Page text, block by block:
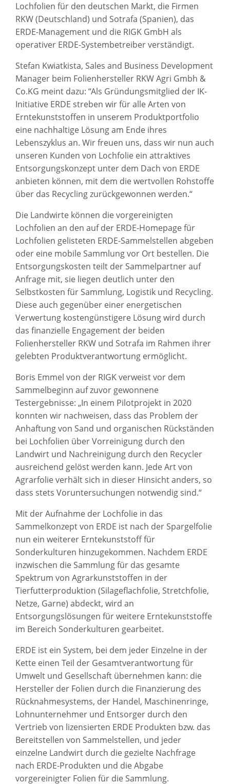
Lochfolien für den deutschen Markt, die Firmen
RKW (Deutschland) und Sotrafa (Spanien), das
ERDE-Management und die RIGK GmbH als
operativer ERDE-Systembetreiber verständigt.
Stefan Kwiatkista, Sales and Business Development
Manager beim Folienhersteller RKW Agri Gmbh &
Co.KG meint dazu: “Als Gründungsmitglied der IK-
Initiative ERDE streben wir für alle Arten von
Erntekunststoffen in unserem Produktportfolio
eine nachhaltige Lösung am Ende ihres
Lebenszyklus an. Wir freuen uns, dass wir nun auch
unseren Kunden von Lochfolie ein attraktives
Entsorgungskonzept unter dem Dach von ERDE
anbieten können, mit dem die wertvollen Rohstoffe
über das Recycling zurückgewonnen werden.“
Die Landwirte können die vorgereinigten
Lochfolien an den auf der ERDE-Homepage für
Lochfolien gelisteten ERDE-Sammelstellen abgeben
oder eine mobile Sammlung vor Ort bestellen. Die
Entsorgungskosten teilt der Sammelpartner auf
Anfrage mit, sie liegen deutlich unter den
Selbstkosten für Sammlung, Logistik und Recycling.
Diese auch gegenüber einer energetischen
Verwertung kostengünstigere Lösung wird durch
das finanzielle Engagement der beiden
Folienhersteller RKW und Sotrafa im Rahmen ihrer
gelebten Produktverantwortung ermöglicht.
Boris Emmel von der RIGK verweist vor dem
Sammelbeginn auf zuvor gewonnene
Testergebnisse: „In einem Pilotprojekt in 2020
konnten wir nachweisen, dass das Problem der
Anhaftung von Sand und organischen Rückständen
bei Lochfolien über Vorreinigung durch den
Landwirt und Nachreinigung durch den Recycler
ausreichend gelöst werden kann. Jede Art von
Agrarfolie verhält sich in dieser Hinsicht anders, so
dass stets Voruntersuchungen notwendig sind.“
Mit der Aufnahme der Lochfolie in das
Sammelkonzept von ERDE ist nach der Spargelfolie
nun ein weiterer Erntekunststoff für
Sonderkulturen hinzugekommen. Nachdem ERDE
inzwischen die Sammlung für das gesamte
Spektrum von Agrarkunststoffen in der
Tierfutterproduktion (Silageflachfolie, Stretchfolie,
Netze, Garne) abdeckt, wird an
Entsorgungslösungen für weitere Erntekunststoffe
im Bereich Sonderkulturen gearbeitet.
ERDE ist ein System, bei dem jeder Einzelne in der
Kette einen Teil der Gesamtverantwortung für
Umwelt und Gesellschaft übernehmen kann: die
Hersteller der Folien durch die Finanzierung des
Rücknahmesystems, der Handel, Maschinenringe,
Lohnunternehmer und Entsorger durch den
Vertrieb von lizensierten ERDE Produkten bzw. das
Bereitstellen von Sammelstellen, und jeder
einzelne Landwirt durch die gezielte Nachfrage
nach ERDE-Produkten und die Abgabe
vorgereinigter Folien für die Sammlung.